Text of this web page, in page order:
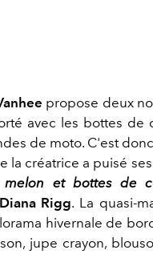
propose deux
avec les bottes de
de moto. C'est
la créatrice a puisé
melon et bottes de
Rigg. La quasi-
hivernale de
jupe crayon,